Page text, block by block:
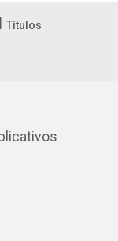
Títulos